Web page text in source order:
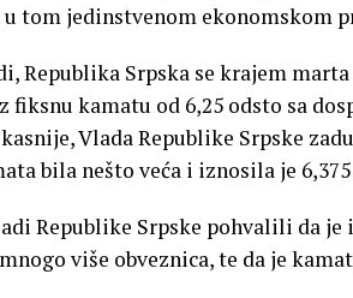
tom jedinstvenom ekonomskom
Republika Srpska se krajem
fiksnu kamatu od 6,25 odsto sa
Vlada Republike Srpske
bila nešto veća i iznosila je
Republike Srpske pohvalili da
više obveznica, te da je